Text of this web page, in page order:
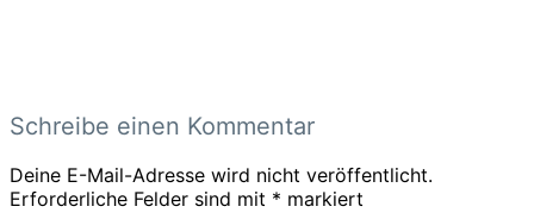
Schreibe einen Kommentar
Deine E-Mail-Adresse wird nicht veröffentlicht.
Erforderliche Felder sind mit * markiert